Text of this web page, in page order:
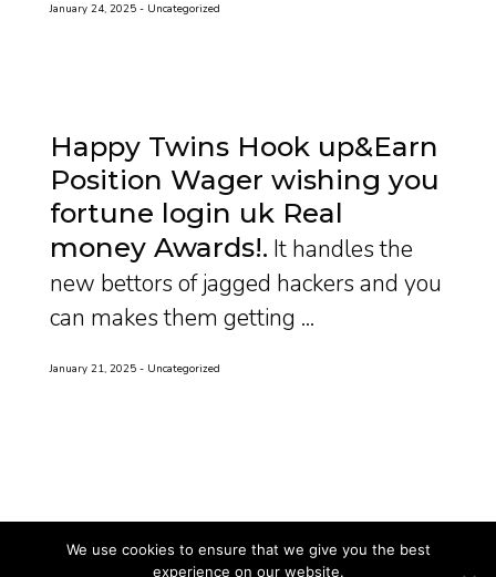
January 24, 2025 Uncategorized
Happy Twins Hook up&Earn
Position Wager wishing you
fortune login uk Real
money Awards! It handles the
new bettors of jagged hackers and you
can makes them getting ...
January 21, 2025 Uncategorized
We use cookies to ensure that we give you the best
experience on our website.